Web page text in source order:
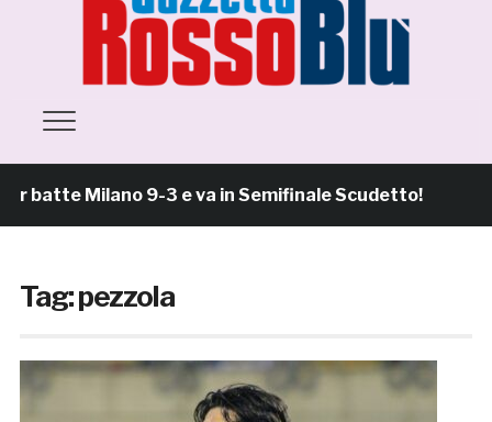
Milano 9-3 e va in Semifinale Scudetto!
Tag:pezzola